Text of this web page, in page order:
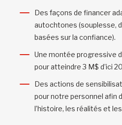
Des façons de financer
autochtones (souplesse,
basées sur la confiance).
Une montée progressive
pour atteindre 3 M$ d’ici
Des actions de
pour notre personnel afin
l’histoire, les réalités et